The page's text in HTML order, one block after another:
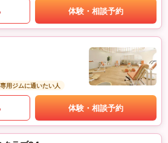
体験・相談予約
用ジムに通いたい人
体験・相談予約